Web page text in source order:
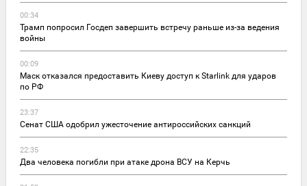
00:34
Трамп попросил Госдеп завершить встречу раньше из-за ведения
войны
00:09
Маск отказался предоставить Киеву доступ к Starlink для ударов
по РФ
23:37
Сенат США одобрил ужесточение антироссийских санкций
22:35
Два человека погибли при атаке дрона ВСУ на Керчь